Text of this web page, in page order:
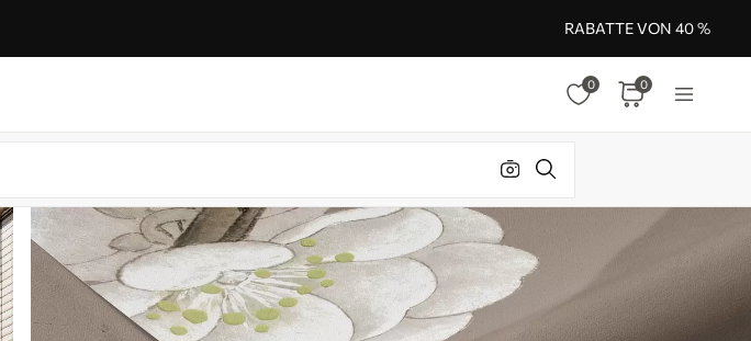
RABATTE VON 40 %
0 0